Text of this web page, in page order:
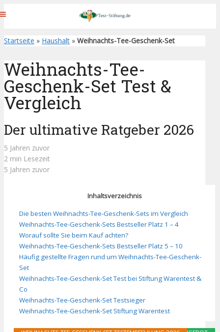
Startseite » Haushalt » Weihnachts-Tee-Geschenk-Set
Weihnachts-Tee-
Geschenk-Set Test &
Vergleich
Der ultimative Ratgeber 2026
5 Jahren zuvor
2 min Lesezeit
5 Jahren zuvor
Inhaltsverzeichnis
Die besten Weihnachts-Tee-Geschenk-Sets im Vergleich
Weihnachts-Tee-Geschenk-Sets Bestseller Platz 1 – 4
Worauf sollte Sie beim Kauf achten?
Weihnachts-Tee-Geschenk-Sets Bestseller Platz 5 – 10
Häufig gestellte Fragen rund um Weihnachts-Tee-Geschenk-
Set
Weihnachts-Tee-Geschenk-Set Test bei Stiftung Warentest &
Co
Weihnachts-Tee-Geschenk-Set Testsieger
Weihnachts-Tee-Geschenk-Set Stiftung Warentest